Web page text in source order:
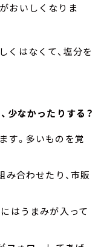
おいしくなりま
はなくて、塩分を
少なかったりする？
す。多いものを覚
み合わせたり、市販
はうまみが入って